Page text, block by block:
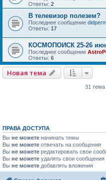
Ответы: 2
В телевизор полезем?
Последнее сообщение
Ответы: 17
КОСМОПОИСК 25-26
Последнее сообщение
Ответы: 6
Новая тема
31 тема
ПРАВА ДОСТУПА
Вы не можете начинать темы
Вы не можете отвечать на сообщения
Вы не можете редактировать свои
Вы не можете удалять свои сообщения
Вы не можете добавлять вложения